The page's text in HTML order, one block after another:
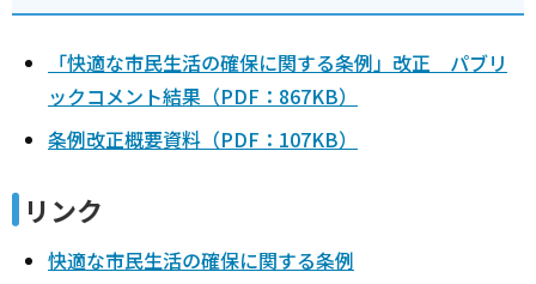
「快適な市民生活の確保に関する条例」改正 パブリ
ックコメント結果（PDF：867KB）
条例改正概要資料（PDF：107KB）
リンク
快適な市民生活の確保に関する条例